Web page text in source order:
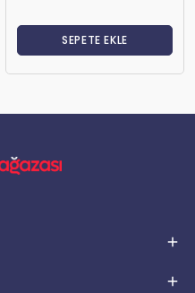
SEPETE EKLE